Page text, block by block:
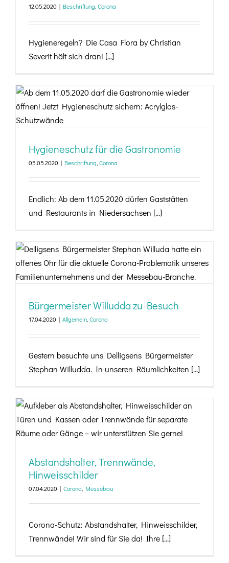
12.05.2020 | Beschriftung,Corona
Hygieneregeln? Die Casa Flora by Christian
Severit hält sich dran! [...]
Hygieneschutz für die Gastronomie
Hygieneschutz für die Gastronomie
05.05.2020 | Beschriftung,Corona
Endlich: Ab dem 11.05.2020 dürfen Gaststätten
und Restaurants in Niedersachsen [...]
Bürgermeister Willudda zu Besuch
Bürgermeister Willudda zu Besuch
17.04.2020 | Allgemein,Corona
Gestern besuchte uns Delligsens Bürgermeister
Stephan Willudda. In unseren Räumlichkeiten [...]
Abstandshalter, Trennwände, Hinweisschilder
Abstandshalter, Trennwände,
Hinweisschilder
07.04.2020 | Corona, Messebau
Corona-Schutz: Abstandshalter, Hinweisschilder,
Trennwände! Wir sind für Sie da! Ihre [...]